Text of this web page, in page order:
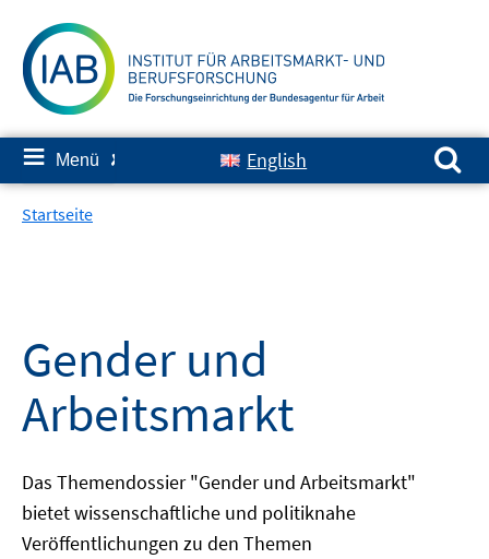
zum
Inhalt
≡ Menü ✘ English
Suchen nach:
Startseite
Gender und
Arbeitsmarkt
Das Themendossier "Gender und Arbeitsmarkt"
bietet wissenschaftliche und politiknahe
Veröffentlichungen zu den Themen